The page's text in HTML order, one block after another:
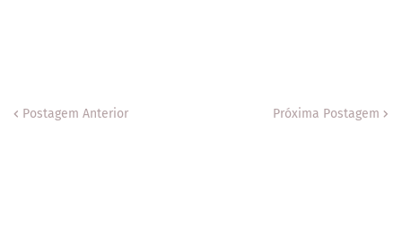
Postagem Anterior Próxima Postagem